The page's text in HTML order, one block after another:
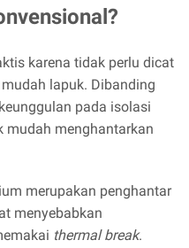
karena tidak perlu dicat
lapuk. Dibanding
pada isolasi
mudah menghantarkan
merupakan penghantar
menyebabkan
thermal break.